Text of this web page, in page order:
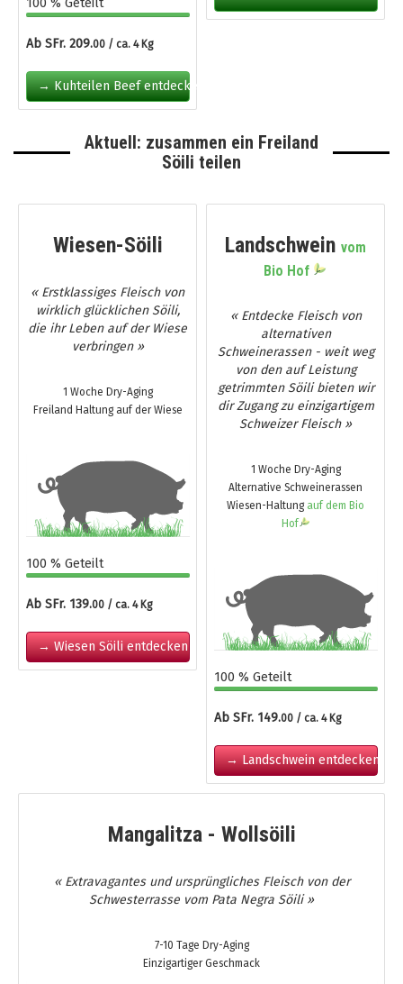
100 % Geteilt
Ab SFr. 209.00 / ca. 4 Kg
→ Kuhteilen Beef entdecken
Aktuell: zusammen ein Freiland
Söili teilen
Wiesen-Söili
« Erstklassiges Fleisch von
wirklich glücklichen Söili,
die ihr Leben auf der Wiese
verbringen »
1 Woche Dry-Aging
Freiland Haltung auf der Wiese
100 % Geteilt
Ab SFr. 139.00 / ca. 4 Kg
→ Wiesen Söili entdecken
Landschwein vom
Bio Hof
« Entdecke Fleisch von
alternativen
Schweinerassen - weit weg
von den auf Leistung
getrimmten Söili bieten wir
dir Zugang zu einzigartigem
Schweizer Fleisch »
1 Woche Dry-Aging
Alternative Schweinerassen
Wiesen-Haltung auf dem Bio
Hof
100 % Geteilt
Ab SFr. 149.00 / ca. 4 Kg
→ Landschwein entdecken
Mangalitza - Wollsöili
« Extravagantes und ursprüngliches Fleisch von der
Schwesterrasse vom Pata Negra Söili »
7-10 Tage Dry-Aging
Einzigartiger Geschmack